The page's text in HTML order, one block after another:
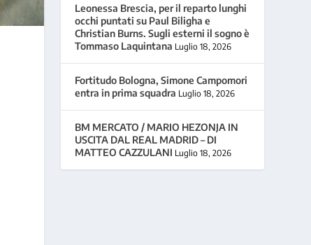
Leonessa Brescia, per il reparto lunghi
occhi puntati su Paul Biligha e
Christian Burns. Sugli esterni il sogno è
Tommaso Laquintana Luglio 18, 2026
Fortitudo Bologna, Simone Campomori
entra in prima squadra Luglio 18, 2026
BM MERCATO / MARIO HEZONJA IN
USCITA DAL REAL MADRID – DI
MATTEO CAZZULANI Luglio 18, 2026